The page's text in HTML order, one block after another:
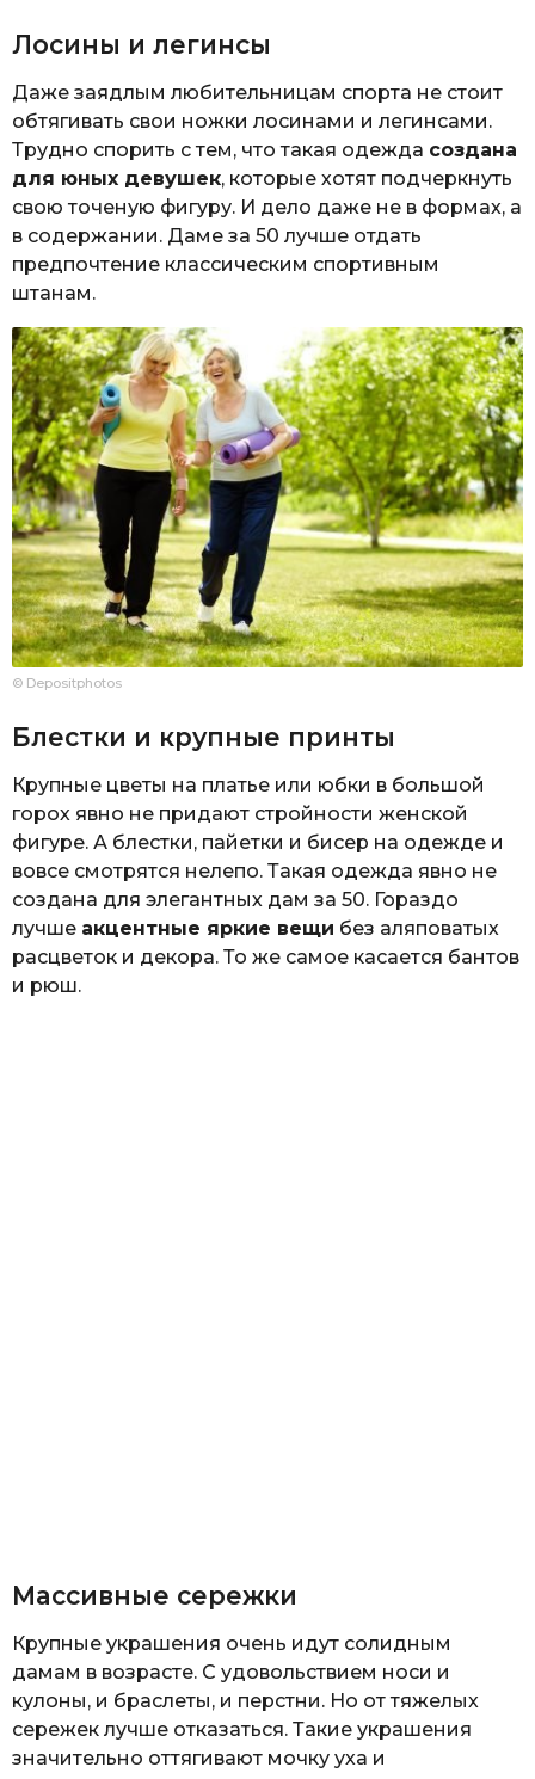
Лосины и легинсы
Даже заядлым любительницам спорта не стоит
обтягивать свои ножки лосинами и легинсами.
Трудно спорить с тем, что такая одежда создана
для юных девушек, которые хотят подчеркнуть
свою точеную фигуру. И дело даже не в формах, а
в содержании. Даме за 50 лучше отдать
предпочтение классическим спортивным
штанам.
© Depositphotos
Блестки и крупные принты
Крупные цветы на платье или юбки в большой
горох явно не придают стройности женской
фигуре. А блестки, пайетки и бисер на одежде и
вовсе смотрятся нелепо. Такая одежда явно не
создана для элегантных дам за 50. Гораздо
лучше акцентные яркие вещи без аляповатых
расцветок и декора. То же самое касается бантов
и рюш.
Массивные сережки
Крупные украшения очень идут солидным
дамам в возрасте. С удовольствием носи и
кулоны, и браслеты, и перстни. Но от тяжелых
сережек лучше отказаться. Такие украшения
значительно оттягивают мочку уха и